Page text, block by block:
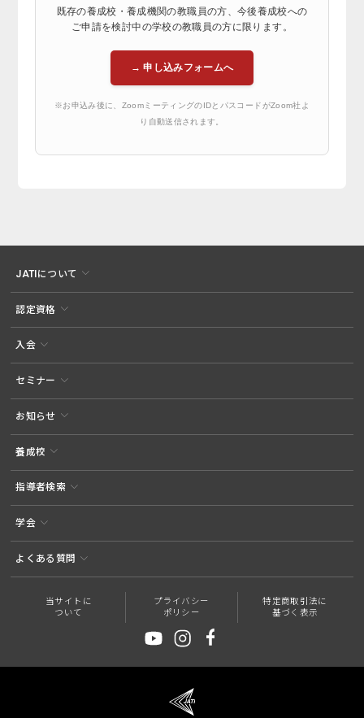
既存の養成校・養成機関の教職員の方、今後養成校への
ご申請を検討中の学校の教職員の方に限ります。
→ 申し込みフォームへ
※お申込み後に、ZoomミーティングのIDとパスコードがZoom社よ
り自動送信されます。
JATIについて
認定資格
入会
セミナー
お知らせ
養成校
指導者検索
学会
よくある質問
当サイトに
ついて
プライバシー
ポリシー
特定商取引法に
基づく表示